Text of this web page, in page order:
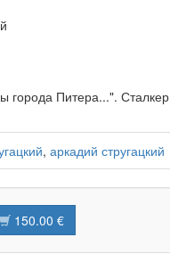
города Питера...". Сталкер
, аркадий стругацкий
150.00 €